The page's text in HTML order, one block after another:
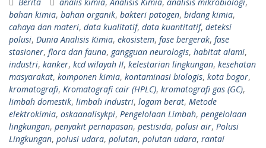
bahan kimia, bahan organik, bakteri patogen, bidang kimia,
cahaya dan materi, data kualitatif, data kuantitatif, deteksi
polusi, Dunia Analisis Kimia, ekosistem, fase bergerak, fase
stasioner, flora dan fauna, gangguan neurologis, habitat alami,
industri, kanker, kcd wilayah II, kelestarian lingkungan, kesehatan
masyarakat, komponen kimia, kontaminasi biologis, kota bogor,
kromatografi, Kromatografi cair (HPLC), kromatografi gas (GC),
limbah domestik, limbah industri, logam berat, Metode
elektrokimia, oskaanalisykpi, Pengelolaan Limbah, pengelolaan
lingkungan, penyakit pernapasan, pestisida, polusi air, Polusi
Lingkungan, polusi udara, polutan, polutan udara, rantai